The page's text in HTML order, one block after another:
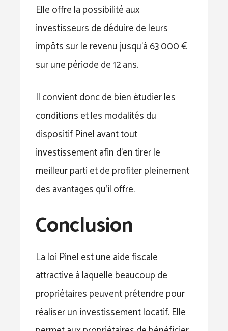
Elle offre la possibilité aux
investisseurs de déduire de leurs
impôts sur le revenu jusqu’à 63 000 €
sur une période de 12 ans.
Il convient donc de bien étudier les
conditions et les modalités du
dispositif Pinel avant tout
investissement afin d’en tirer le
meilleur parti et de profiter pleinement
des avantages qu’il offre.
Conclusion
La loi Pinel est une aide fiscale
attractive à laquelle beaucoup de
propriétaires peuvent prétendre pour
réaliser un investissement locatif. Elle